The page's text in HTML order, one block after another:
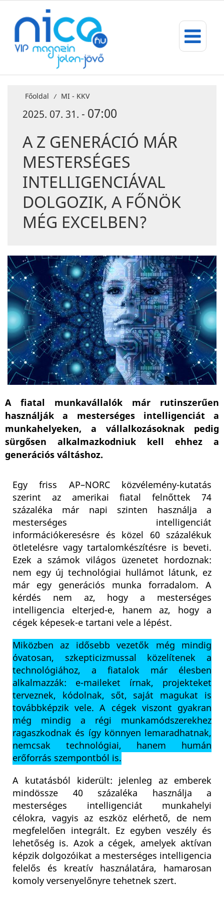
Főoldal / MI - KKV
2025. 07. 31. - 07:00
A Z GENERÁCIÓ MÁR
MESTERSÉGES
INTELLIGENCIÁVAL
DOLGOZIK, A FŐNÖK
MÉG EXCELBEN?
A fiatal munkavállalók már rutinszerűen
használják a mesterséges intelligenciát a
munkahelyeken, a vállalkozásoknak pedig
sürgősen alkalmazkodniuk kell ehhez a
generációs váltáshoz.
Egy friss AP–NORC közvélemény-kutatás
szerint az amerikai fiatal felnőttek 74
százaléka már napi szinten használja a
mesterséges intelligenciát
információkeresésre és közel 60 százalékuk
ötletelésre vagy tartalomkészítésre is beveti.
Ezek a számok világos üzenetet hordoznak:
nem egy új technológiai hullámot látunk, ez
már egy generációs munka forradalom. A
kérdés nem az, hogy a mesterséges
intelligencia elterjed-e, hanem az, hogy a
cégek képesek-e tartani vele a lépést.
Miközben az idősebb vezetők még mindig
óvatosan, szkepticizmussal közelítenek a
technológiához, a fiatalok már élesben
alkalmazzák: e-maileket írnak, projekteket
terveznek, kódolnak, sőt, saját magukat is
továbbképzik vele. A cégek viszont gyakran
még mindig a régi munkamódszerekhez
ragaszkodnak és így könnyen lemaradhatnak,
nemcsak technológiai, hanem humán
erőforrás szempontból is.
A kutatásból kiderült: jelenleg az emberek
mindössze 40 százaléka használja a
mesterséges intelligenciát munkahelyi
célokra, vagyis az eszköz elérhető, de nem
megfelelően integrált. Ez egyben veszély és
lehetőség is. Azok a cégek, amelyek aktívan
képzik dolgozóikat a mesterséges intelligencia
felelős és kreatív használatára, hamarosan
komoly versenyelőnyre tehetnek szert.